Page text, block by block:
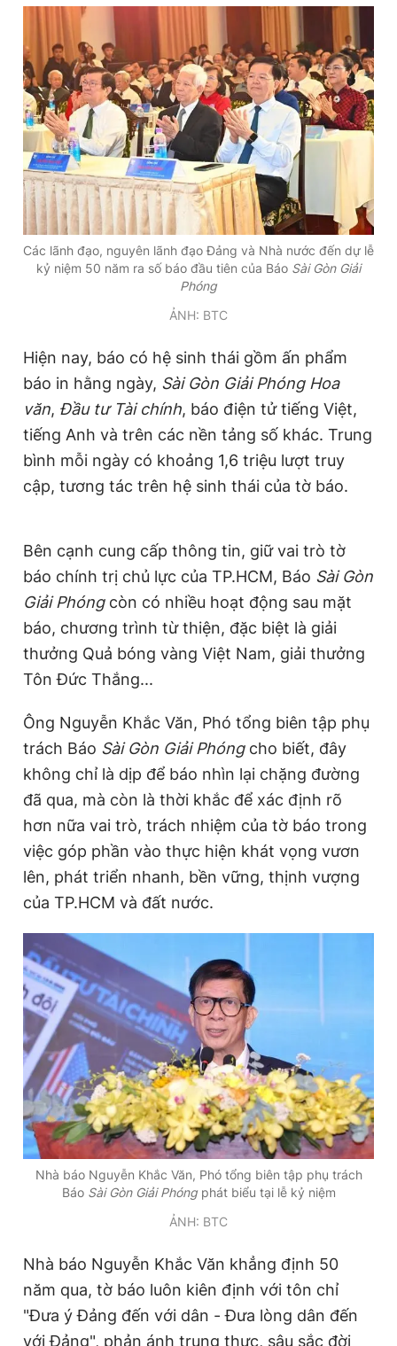
Đặt báo Quảng cáo RSS Tòa soạn Chính sách bảo
Tổng biên tập: Nguyễn Ngọc Toàn
Phó tổng biên tập thường trực: Hải Thành
Phó tổng biên tập: Lâm Hiếu Dũng
Phó tổng biên tập: Trần Việt Hưng
Tổng thư ký tòa soạn: Đức Trung
Giấy phép xuất bản số 110/GP - BTTTT cấp ngày 24.3.2020
© 2003-2026 Bản quyền thuộc về Báo Thanh Niên. Cấm sao
chép dưới mọi hình thức nếu không có sự chấp thuận bằng văn
bản. Phát triển bởi ePi Technologies, JSC.
Các lãnh đạo, nguyên lãnh đạo Đảng và Nhà nước đến dự lễ
kỷ niệm 50 năm ra số báo đầu tiên của Báo Sài Gòn Giải
Phóng
ẢNH: BTC
Hiện nay, báo có hệ sinh thái gồm ấn phẩm
báo in hằng ngày, Sài Gòn Giải Phóng Hoa
văn, Đầu tư Tài chính, báo điện tử tiếng Việt,
tiếng Anh và trên các nền tảng số khác. Trung
bình mỗi ngày có khoảng 1,6 triệu lượt truy
cập, tương tác trên hệ sinh thái của tờ báo.
Bên cạnh cung cấp thông tin, giữ vai trò tờ
báo chính trị chủ lực của TP.HCM, Báo Sài Gòn
Giải Phóngcòn có nhiều hoạt động sau mặt
báo, chương trình từ thiện, đặc biệt là giải
thưởng Quả bóng vàng Việt Nam, giải thưởng
Tôn Đức Thắng...
Ông Nguyễn Khắc Văn, Phó tổng biên tập phụ
trách Báo Sài Gòn Giải Phóngcho biết, đây
không chỉ là dịp để báo nhìn lại chặng đường
đã qua, mà còn là thời khắc để xác định rõ
hơn nữa vai trò, trách nhiệm của tờ báo trong
việc góp phần vào thực hiện khát vọng vươn
lên, phát triển nhanh, bền vững, thịnh vượng
của TP.HCM và đất nước.
Nhà báo Nguyễn Khắc Văn, Phó tổng biên tập phụ trách
Báo Sài Gòn Giải Phóngphát biểu tại lễ kỷ niệm
ẢNH: BTC
Nhà báo Nguyễn Khắc Văn khẳng định 50
năm qua, tờ báo luôn kiên định với tôn chỉ
"Đưa ý Đảng đến với dân - Đưa lòng dân đến
với Đảng", phản ánh trung thực, sâu sắc đời